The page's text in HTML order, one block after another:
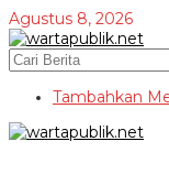
Lewati
ke
konten
Agustus 8, 2026
Tambahkan